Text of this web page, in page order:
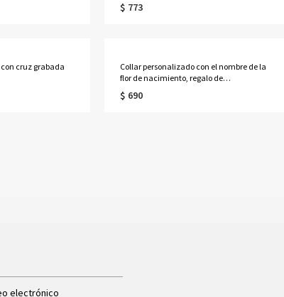
$ 773
cruz grabada
Collar personalizado con el nombre de la
flor de nacimiento, regalo de
cumpleaños, colgante con el nombre de
la joya para las mujeres
$ 690
electrónico